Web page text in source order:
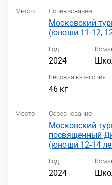
Место Соревнование
Московский
(юноши 11-12,
Год
2024
Весовая категория
46 кг
Место Соревнование
Московский
посвященный
(юноши 12-14
Год
2024